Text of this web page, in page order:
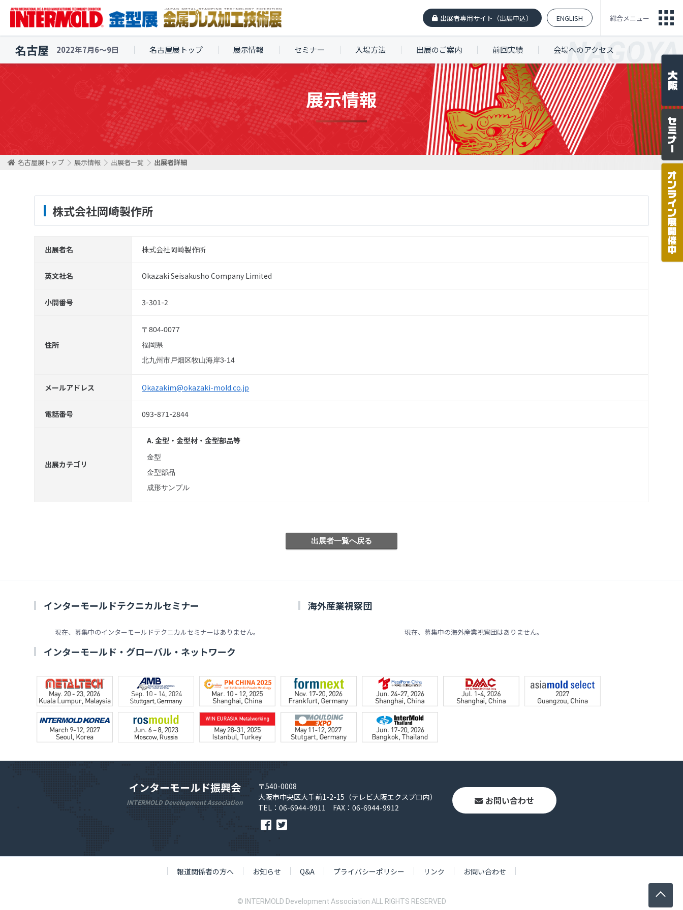
出展者専用サイト（出展申込） ENGLISH 総合メニュー
名古屋 2022年7月6〜9日 名古屋展トップ 展示情報 セミナー 入場方法 出展のご案内 前回実績 会場へのアクセス
展示情報
名古屋展トップ 展示情報 出展者一覧 出展者詳細
株式会社岡崎製作所
出展者名 株式会社岡崎製作所
英文社名 Okazaki Seisakusho Company Limited
小間番号 3-301-2
住所
〒804-0077
福岡県
北九州市戸畑区牧山海岸3-14
メールアドレス Okazakim@okazaki-mold.co.jp
電話番号 093-871-2844
出展カテゴリ
A. 金型・金型材・金型部品等
金型
金型部品
成形サンプル
インターモールドテクニカルセミナー
現在、募集中のインターモールドテクニカルセミナーはありません。
海外産業視察団
現在、募集中の海外産業視察団はありません。
インターモールド・グローバル・ネットワーク
インターモールド振興会
INTERMOLD Development Association
〒540-0008
大阪市中央区大手前1-2-15（テレビ大阪エクスプロ内）
TEL：06-6944-9911 FAX：06-6944-9912
お問い合わせ
報道関係者の方へ お知らせ Q&A プライバシーポリシー リンク お問い合わせ
© INTERMOLD Development Association ALL RIGHTS RESERVED